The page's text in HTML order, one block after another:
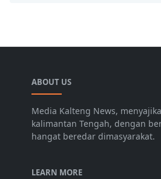
ABOUT US
Media Kalteng News,
kalimantan Tengah, dengan
hangat beredar dimasyarakat.
LEARN MORE